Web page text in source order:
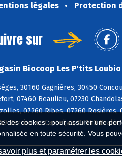
des cookies : pour assurer une
en toute sécurité. Vous
plus et paramétrer les
légales Protection
sur
Biocoop Les P'tits
30160 Gagnières, 30450
07460 Beaulieu, 07230
07260 Ribes, 07260
Berrias-et-Casteljau, 07140